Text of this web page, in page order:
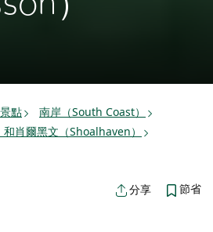
點
南岸（South Coast）
肖爾黑文（Shoalhaven）
分享 節省